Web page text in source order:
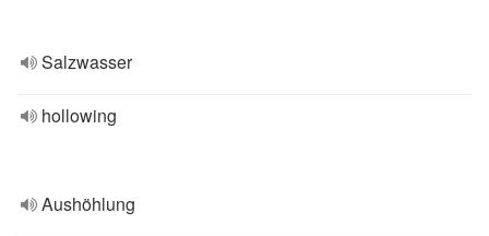
Salzwasser
hollowing
Aushöhlung